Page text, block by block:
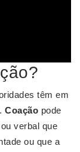
têm em
Coação pode
verbal que
ou que a